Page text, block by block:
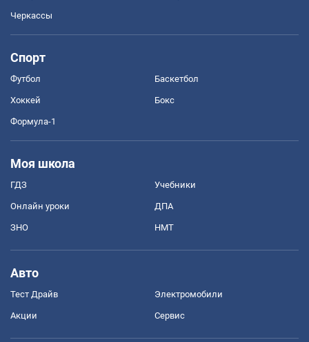
Черкассы
Спорт
Футбол Баскетбол
Хоккей Бокс
Формула-1
Моя школа
ГДЗ Учебники
Онлайн уроки ДПА
ЗНО НМТ
Авто
Тест Драйв Электромобили
Акции Сервис